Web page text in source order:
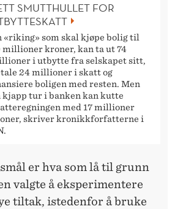
SMUTTHULLET FOR
«riking» som skal kjøpe bolig til
millioner kroner, kan ta ut 74
i utbytte fra selskapet sitt,
24 millioner i skatt og
boligen med resten. Men
kjapp tur i banken kan kutte
med 17 millioner
skriver kronikkforfatterne i
er hva som lå til grunn
valgte å eksperimentere
tiltak, istedenfor å bruke